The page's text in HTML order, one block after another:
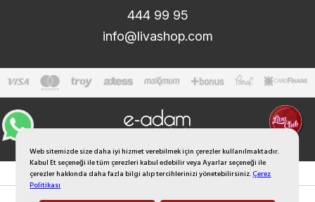
Web sitemizde size daha iyi hizmet verebilmek için çerezler kullanılmaktadır.
Kabul Et seçeneği ile tüm çerezleri kabul edebilir veya Ayarlar seçeneği ile
çerezler hakkında daha fazla bilgi alıp tercihlerinizi yönetebilirsiniz.Çerez
Politikası
444 99 95
info@livashop.com